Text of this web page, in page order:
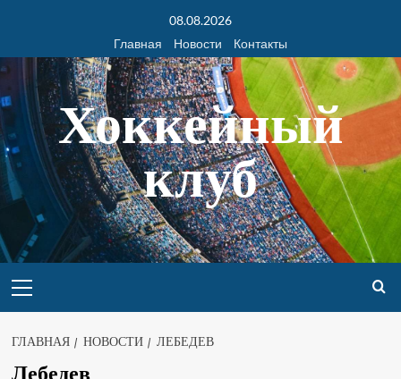
08.08.2026
Главная
Новости Контакты
Хоккейный
клуб
ГЛАВНАЯ НОВОСТИ ЛЕБЕДЕВ
Лебедев